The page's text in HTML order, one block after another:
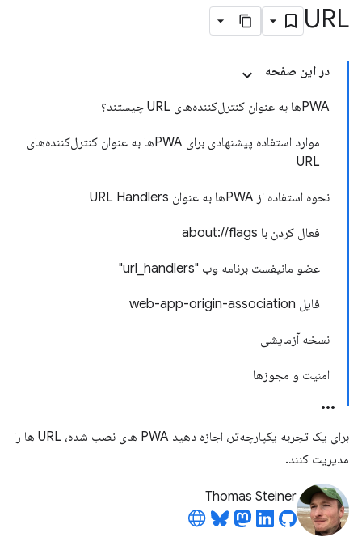
URL
در این صفحه
PWAها به عنوان کنترل‌کننده‌های URL چیستند؟
موارد استفاده پیشنهادی برای PWAها به عنوان کنترل‌کننده‌های
URL
نحوه استفاده از PWAها به عنوان URL Handlers
فعال کردن با about://flags
عضو مانیفست برنامه وب "url_handlers"
فایل web-app-origin-association
نسخه آزمایشی
امنیت و مجوزها
برای یک تجربه یکپارچه‌تر، اجازه دهید PWA های نصب شده، URL ها را
مدیریت کنند.
Thomas Steiner